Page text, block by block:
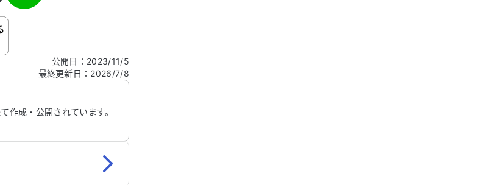
どの個人情報は入れないでくだ
公開日 ： 2023/11/5
最終更新日 ： 2026/7/8
作成・公開されています。